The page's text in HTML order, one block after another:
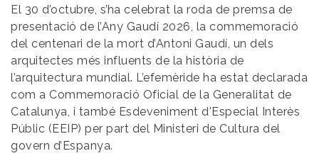
El 30 d’octubre, s’ha celebrat la roda de premsa de
presentació de l’Any Gaudí 2026, la commemoració
del centenari de la mort d’Antoni Gaudí, un dels
arquitectes més influents de la història de
l’arquitectura mundial. L’efemèride ha estat declarada
com a Commemoració Oficial de la Generalitat de
Catalunya, i també Esdeveniment d'Especial Interès
Públic (EEIP) per part del Ministeri de Cultura del
govern d’Espanya.